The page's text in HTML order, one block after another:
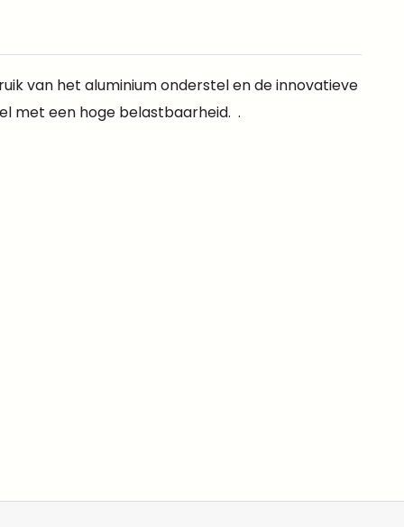
van het aluminium onderstel en de innovatieve
met een hoge belastbaarheid. .